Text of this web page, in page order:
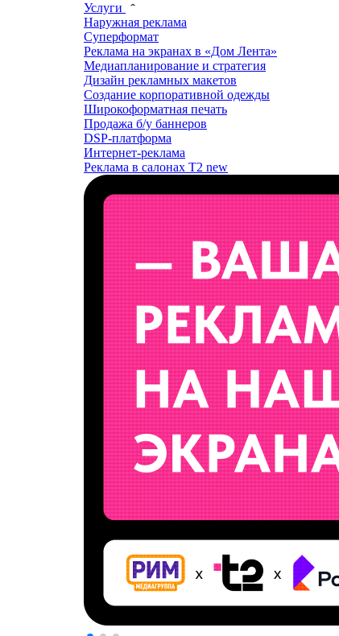
Услуги
Наружная реклама
Суперформат
Реклама на экранах в «Дом Лента»
Медиапланирование и стратегия
Дизайн рекламных макетов
Создание корпоративной одежды
Широкоформатная печать
Продажа б/у баннеров
DSP-платформа
Интернет-реклама
Реклама в салонах T2 new